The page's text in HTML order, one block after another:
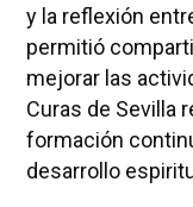
y la reflexión
permitió
mejorar las
Curas de Sevilla
formación
desarrollo